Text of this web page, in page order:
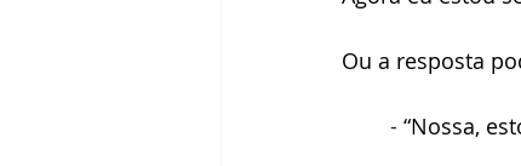
Ou a resposta
	-
“Nossa,